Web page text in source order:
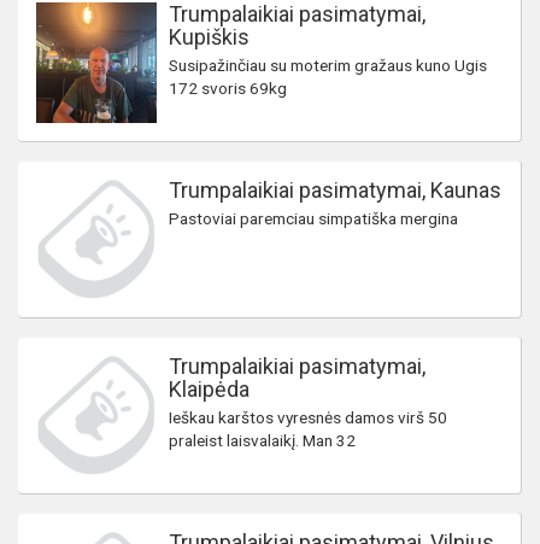
Trumpalaikiai pasimatymai,
Kupiškis
Susipažinčiau su moterim gražaus kuno Ugis
172 svoris 69kg
Trumpalaikiai pasimatymai, Kaunas
Pastoviai paremciau simpatiška mergina
Trumpalaikiai pasimatymai,
Klaipėda
Ieškau karštos vyresnės damos virš 50
praleist laisvalaikį. Man 32